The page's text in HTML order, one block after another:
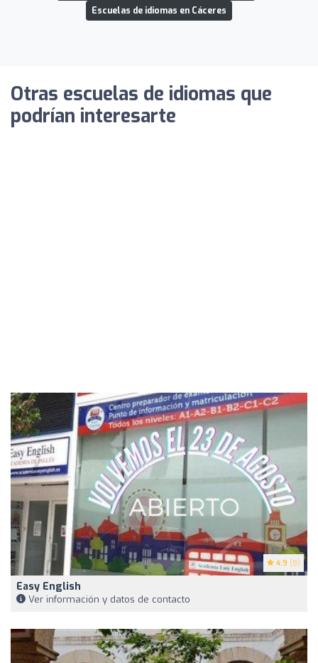
Escuelas de idiomas en Cáceres
Otras escuelas de idiomas que
podrían interesarte
4.9 (8)
Easy English
Ver información y datos de contacto